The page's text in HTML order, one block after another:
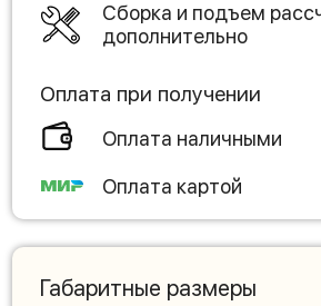
Сборка и подъем
дополнительно
Оплата при получении
Оплата наличными
Оплата картой
Габаритные размеры